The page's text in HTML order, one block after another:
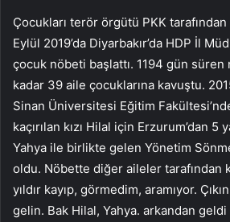
Çocukları terör örgütü PKK tarafından
Eylül 2019’da Diyarbakır’da HDP İl
çocuk nöbeti başlattı. 1194 gün
kadar 39 aile çocuklarına kavuştu.
Sinan Üniversitesi Eğitim
kaçırılan kızı Hilal için Erzurum’dan 5
Yahya ile birlikte gelen Yönetim
oldu. Nöbette diğer aileler tarafından
yıldır kayıp, görmedim, aramıyor.
gelin. Bak Hilal, Yahya. arkandan